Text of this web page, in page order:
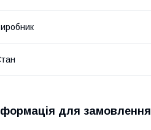
для замовлення